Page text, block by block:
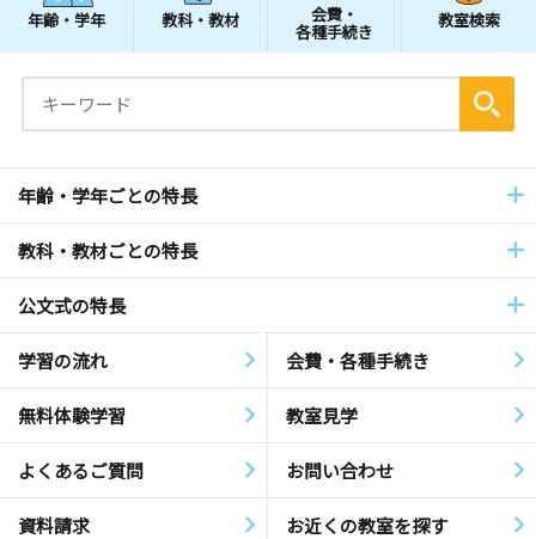
年齢・学年 教科・教材 会費・
各種手続き
教室検索
年齢・学年ごとの特長
教科・教材ごとの特長
公文式の特長
学習の流れ 会費・各種手続き
無料体験学習 教室見学
よくあるご質問 お問い合わせ
資料請求 お近くの教室を探す